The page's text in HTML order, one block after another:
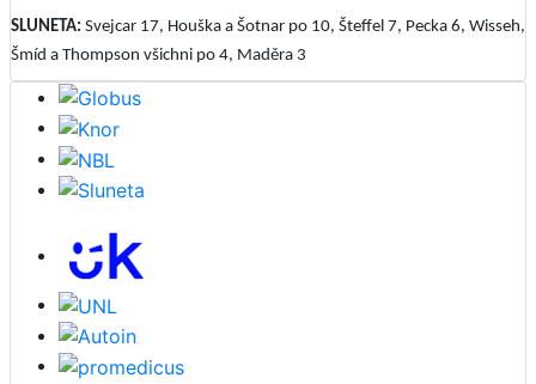
SLUNETA: Svejcar 17, Houška a Šotnar po 10, Šteffel 7, Pecka 6, Wisseh,
Šmíd a Thompson všichni po 4, Maděra 3